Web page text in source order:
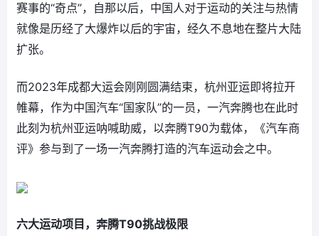
赛事的“奇点”，自那以后，中国人对于运动的关注与热情
就像是历经了大爆炸以后的宇宙，经久不息地在整片大陆
扩张。
而2023年成都大运会刚刚圆满结束，杭州亚运即将拉开
帷幕，作为中国汽车“国家队”的一员，一汽奔腾也在此时
此刻为杭州亚运呐喊助威，以奔腾T90为载体，《汽车商
评》参与到了一场一汽奔腾打造的汽车运动会之中。
六大运动项目，奔腾T90挑战极限